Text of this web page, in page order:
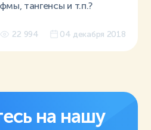
тангенсы и т.п.?
22 994 04 декабря 2018
на нашу